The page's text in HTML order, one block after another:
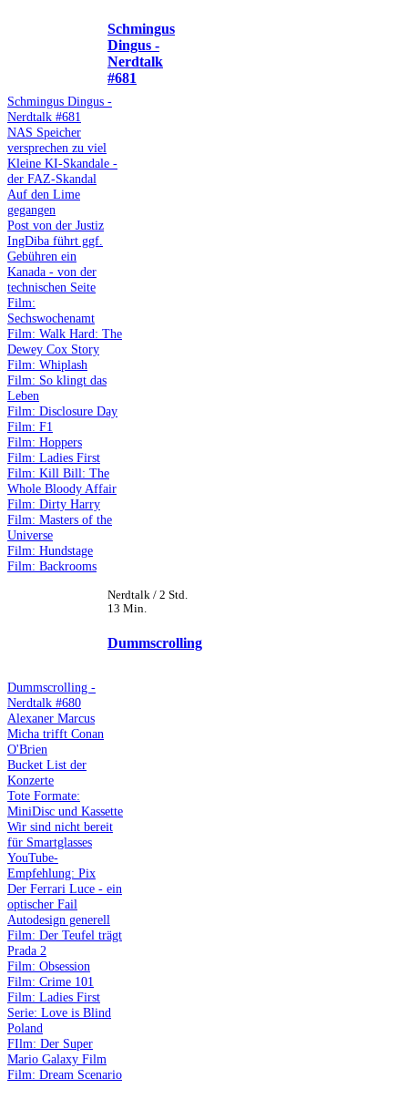
Schmingus
Dingus -
Nerdtalk
#681
Schmingus Dingus -
Nerdtalk #681
NAS Speicher
versprechen zu viel
Kleine KI-Skandale -
der FAZ-Skandal
Auf den Lime
gegangen
Post von der Justiz
IngDiba führt ggf.
Gebühren ein
Kanada - von der
technischen Seite
Film:
Sechswochenamt
Film: Walk Hard: The
Dewey Cox Story
Film: Whiplash
Film: So klingt das
Leben
Film: Disclosure Day
Film: F1
Film: Hoppers
Film: Ladies First
Film: Kill Bill: The
Whole Bloody Affair
Film: Dirty Harry
Film: Masters of the
Universe
Film: Hundstage
Film: Backrooms
Nerdtalk / 2 Std.
13 Min.
Dummscrolling
Dummscrolling -
Nerdtalk #680
Alexaner Marcus
Micha trifft Conan
O'Brien
Bucket List der
Konzerte
Tote Formate:
MiniDisc und Kassette
Wir sind nicht bereit
für Smartglasses
YouTube-
Empfehlung: Pix
Der Ferrari Luce - ein
optischer Fail
Autodesign generell
Film: Der Teufel trägt
Prada 2
Film: Obsession
Film: Crime 101
Film: Ladies First
Serie: Love is Blind
Poland
FIlm: Der Super
Mario Galaxy Film
Film: Dream Scenario